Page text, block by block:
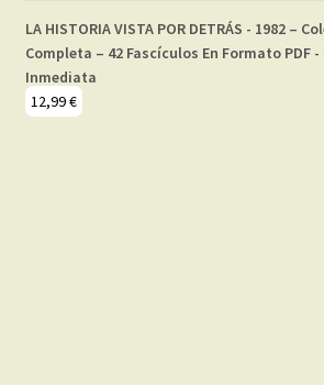
LA HISTORIA VISTA POR DETRÁS - 1982 –
Completa – 42 Fascículos En Formato PDF
Inmediata
12,99€